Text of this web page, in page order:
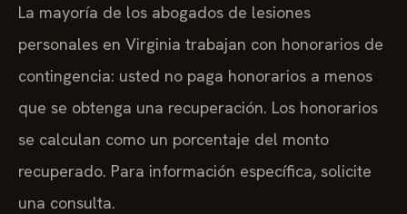
La mayoría de los abogados de lesiones
personales en Virginia trabajan con honorarios de
contingencia: usted no paga honorarios a menos
que se obtenga una recuperación. Los honorarios
se calculan como un porcentaje del monto
recuperado. Para información específica, solicite
una consulta.